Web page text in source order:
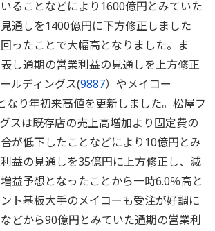
ることなどにより1600億円とみていた
通しを1400億円に下方修正しました
ったことで大幅高となりました。ま
し通期の営業利益の見通しを上方修正
ルディングス(9887）やメイコー
なり年初来高値を更新しました。松屋フ
スは既存店の売上高増加より固定費の
が低下したことなどにより10億円とみ
益の見通しを35億円に上方修正し、減
益予想となったことから一時6.0％高と
ト基板大手のメイコーも受注が好調に
どから90億円とみていた通期の営業利